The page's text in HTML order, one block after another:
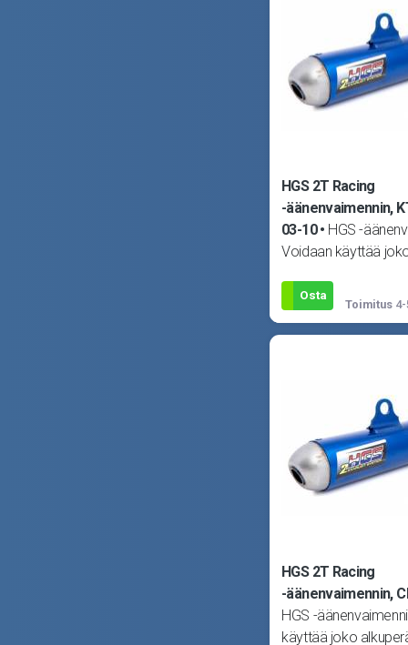
HGS 2T Racing
-äänenvaimennin,
03-10
HGS -
Voidaan käyttää
kanssa. Huom!
Osta
Toimitus
HGS 2T Racing
-äänenvaimennin,
HGS -
käyttää joko